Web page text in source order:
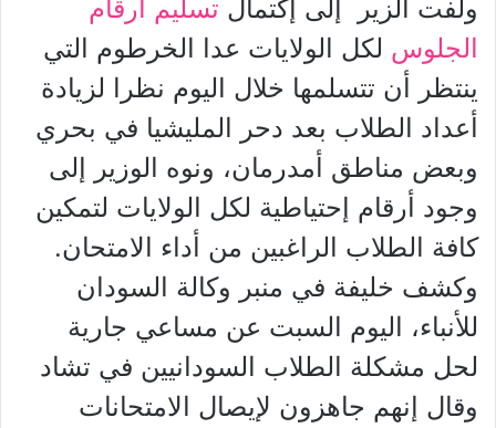
ولفت الزير إلى إكتمال تسليم أرقام
الجلوس لكل الولايات عدا الخرطوم التي
ينتظر أن تتسلمها خلال اليوم نظرا لزيادة
أعداد الطلاب بعد دحر المليشيا في بحري
وبعض مناطق أمدرمان، ونوه الوزير إلى
وجود أرقام إحتياطية لكل الولايات لتمكين
كافة الطلاب الراغبين من أداء الامتحان.
وكشف خليفة في منبر وكالة السودان
للأنباء، اليوم السبت عن مساعي جارية
لحل مشكلة الطلاب السودانيين في تشاد
وقال إنهم جاهزون لإيصال الامتحانات